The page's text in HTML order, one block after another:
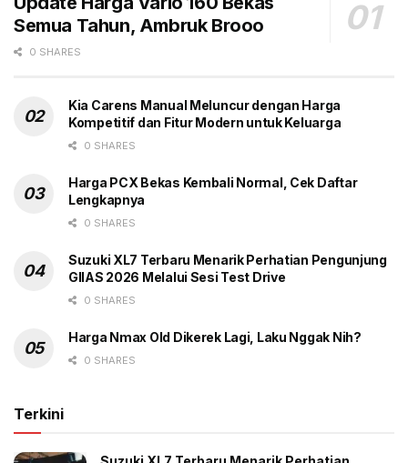
kopling kering STM yang memberikan suara khas
motor balap sesungguhnya.
Sistem elektronik pada motor ini menggunakan control
unit Aprilia Racing APX yang sangat fleksibel.
traction control di setiap gigi melalui GPS terintegrasi.
Untuk menunjang handling yang presisi Aprilia
Semua Tahun, Ambruk Brooo
0 SHARES
Kia Carens Manual Meluncur dengan Harga
Kompetitif dan Fitur Modern untuk Keluarga
0 SHARES
Harga PCX Bekas Kembali Normal, Cek Daftar
Lengkapnya
0 SHARES
Suzuki XL7 Terbaru Menarik Perhatian Pengunjung
GIIAS 2026 Melalui Sesi Test Drive
0 SHARES
Harga Nmax Old Dikerek Lagi, Laku Nggak Nih?
0 SHARES
Terkini